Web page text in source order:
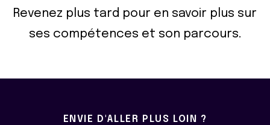
Revenez plus tard pour en savoir plus sur
ses compétences et son parcours.
ENVIE D'ALLER PLUS LOIN ?